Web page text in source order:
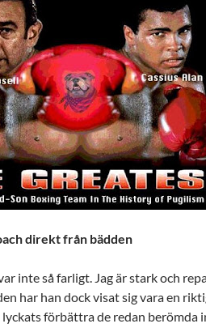
direkt från bädden
inte så farligt. Jag är stark och
har han dock visat sig vara en
förbättra de redan berömda